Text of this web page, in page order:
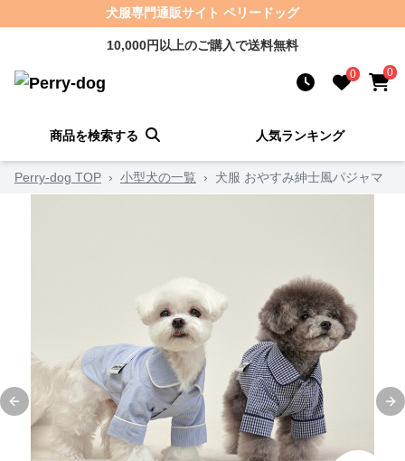
犬服専門通販サイト ペリードッグ
10,000円以上のご購入で送料無料
0 0
商品を検索する 人気ランキング
Perry-dog TOP › 小型犬の一覧 › 犬服 おやすみ紳士風パジャマ
Previous slide